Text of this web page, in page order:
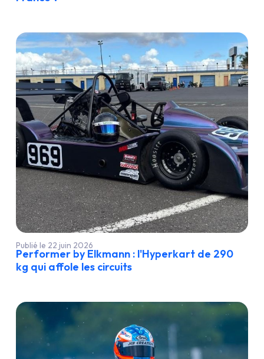
Publié le 22 juin 2026
Performer by Elkmann : l'Hyperkart de 290
kg qui affole les circuits